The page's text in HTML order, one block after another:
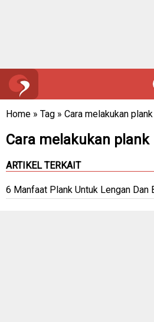
Home » Tag » Cara melakukan plank
Cara melakukan plank
ARTIKEL TERKAIT
6 Manfaat Plank Untuk Lengan Dan